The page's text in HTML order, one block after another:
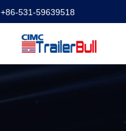
+86-531-59639518